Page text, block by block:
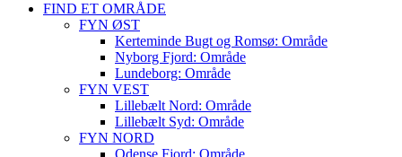
FIND ET OMRÅDE
FYN ØST
Kerteminde Bugt og Romsø: Område
Nyborg Fjord: Område
Lundeborg: Område
FYN VEST
Lillebælt Nord: Område
Lillebælt Syd: Område
FYN NORD
Odense Fjord: Område